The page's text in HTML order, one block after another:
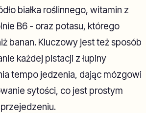
białka roślinnego, witamin z
B6 - oraz potasu, którego
banan. Kluczowy jest też sposób
każdej pistacji z łupiny
tempo jedzenia, dając mózgowi
sytości, co jest prostym